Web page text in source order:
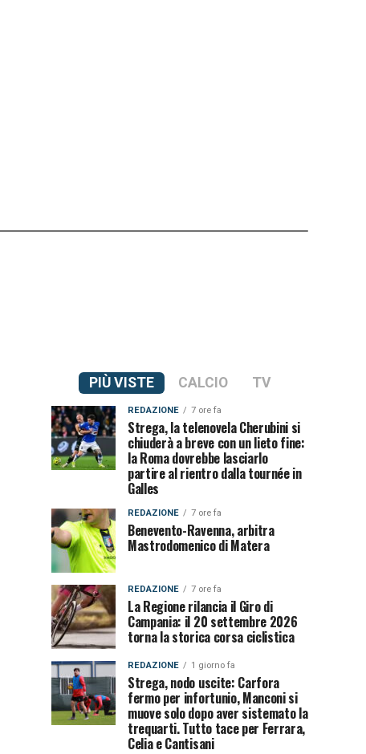
PIÙ VISTE CALCIO TV
REDAZIONE 7 ore fa
Strega, la telenovela Cherubini si
chiuderà a breve con un lieto fine:
la Roma dovrebbe lasciarlo
partire al rientro dalla tournée in
Galles
REDAZIONE 7 ore fa
Benevento-Ravenna, arbitra
Mastrodomenico di Matera
REDAZIONE 7 ore fa
La Regione rilancia il Giro di
Campania: il 20 settembre 2026
torna la storica corsa ciclistica
REDAZIONE 1 giorno fa
Strega, nodo uscite: Carfora
fermo per infortunio, Manconi si
muove solo dopo aver sistemato la
trequarti. Tutto tace per Ferrara,
Celia e Cantisani